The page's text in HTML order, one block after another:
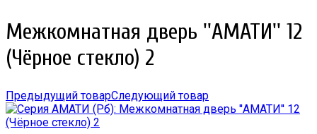
Межкомнатная дверь ''АМАТИ'' 12
(Чёрное стекло) 2
Предыдущий товарСледующий товар